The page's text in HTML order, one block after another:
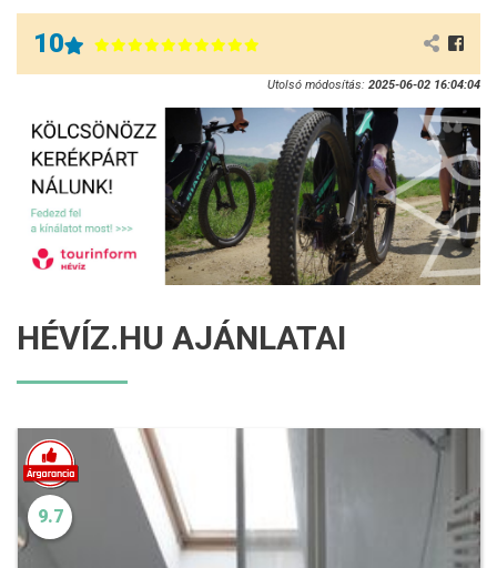
10
Utolsó módosítás: 2025-06-02 16:04:04
HÉVÍZ.HU AJÁNLATAI
9.7